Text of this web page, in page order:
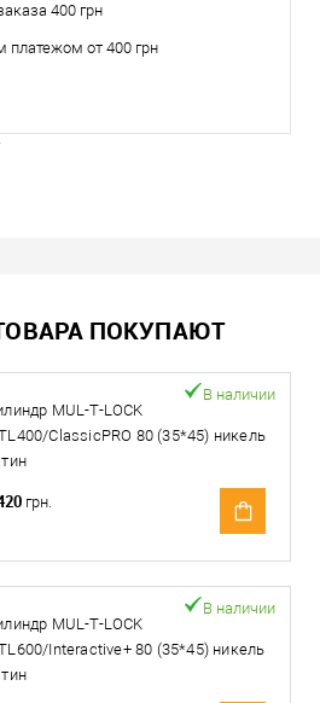
400 грн
от 400 грн
ПОКУПАЮТ
MUL-T-LOCK
ClassicPRO 80 (35*45) никель
В наличии
грн.
MUL-T-LOCK
Interactive+ 80 (35*45) никель
В наличии